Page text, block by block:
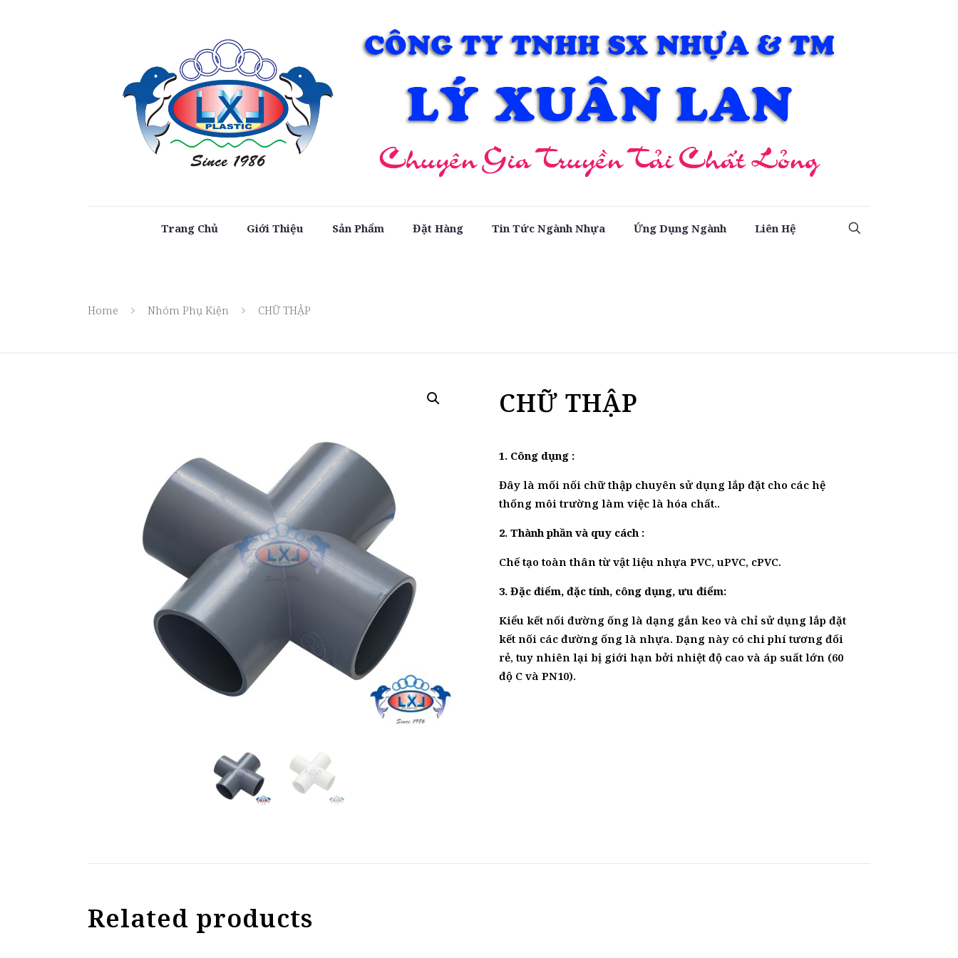
Trang Chủ Giới Thiệu Sản Phẩm Đặt Hàng Tin Tức Ngành Nhựa Ứng Dụng Ngành Liên Hệ
Home Nhóm Phụ Kiện CHỮ THẬP
CHỮ THẬP
1. Công dụng :
Đây là mối nối chữ thập chuyên sử dụng lắp đặt cho các hệ
thống môi trường làm việc là hóa chất..
2. Thành phần và quy cách :
Chế tạo toàn thân từ vật liệu nhựa PVC, uPVC, cPVC.
3. Đặc điểm, đặc tính, công dụng, ưu điểm:
Kiểu kết nối đường ống là dạng gắn keo và chỉ sử dụng lắp đặt
kết nối các đường ống là nhựa. Dạng này có chi phí tương đối
rẻ, tuy nhiên lại bị giới hạn bởi nhiệt độ cao và áp suất lớn (60
độ C và PN10).
Related products